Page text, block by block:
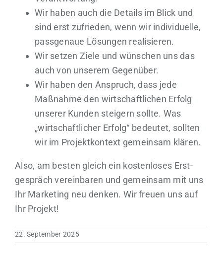
Wir haben auch die Details im Blick und
sind erst zufrieden, wenn wir individuelle,
pass­genaue Lösungen realisieren.
Wir setzen Ziele und wünschen uns das
auch von unserem Gegenüber.
Wir haben den Anspruch, dass jede
Maßnahme den wirtschaft­lichen Erfolg
unserer Kunden steigern sollte. Was
„wirtschaft­licher Erfolg“ bedeutet, sollten
wir im Projekt­kontext gemeinsam klären.
Also, am besten gleich ein kosten­loses Erst­
gespräch vereinbaren und gemeinsam mit uns
Ihr Marketing neu denken. Wir freuen uns auf
Ihr Projekt!
22. September 2025